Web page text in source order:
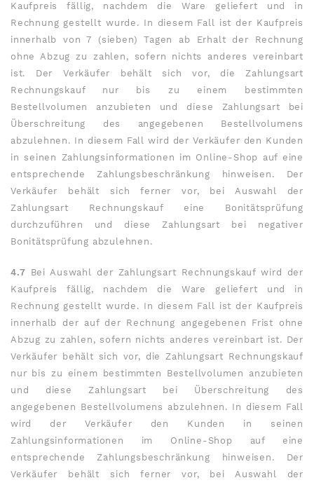
Kaufpreis fällig, nachdem die Ware geliefert und in
Rechnung gestellt wurde. In diesem Fall ist der Kaufpreis
innerhalb von 7 (sieben) Tagen ab Erhalt der Rechnung
ohne Abzug zu zahlen, sofern nichts anderes vereinbart
ist. Der Verkäufer behält sich vor, die Zahlungsart
Rechnungskauf nur bis zu einem bestimmten
Bestellvolumen anzubieten und diese Zahlungsart bei
Überschreitung des angegebenen Bestellvolumens
abzulehnen. In diesem Fall wird der Verkäufer den Kunden
in seinen Zahlungsinformationen im Online-Shop auf eine
entsprechende Zahlungsbeschränkung hinweisen. Der
Verkäufer behält sich ferner vor, bei Auswahl der
Zahlungsart Rechnungskauf eine Bonitätsprüfung
durchzuführen und diese Zahlungsart bei negativer
Bonitätsprüfung abzulehnen.
4.7 Bei Auswahl der Zahlungsart Rechnungskauf wird der
Kaufpreis fällig, nachdem die Ware geliefert und in
Rechnung gestellt wurde. In diesem Fall ist der Kaufpreis
innerhalb der auf der Rechnung angegebenen Frist ohne
Abzug zu zahlen, sofern nichts anderes vereinbart ist. Der
Verkäufer behält sich vor, die Zahlungsart Rechnungskauf
nur bis zu einem bestimmten Bestellvolumen anzubieten
und diese Zahlungsart bei Überschreitung des
angegebenen Bestellvolumens abzulehnen. In diesem Fall
wird der Verkäufer den Kunden in seinen
Zahlungsinformationen im Online-Shop auf eine
entsprechende Zahlungsbeschränkung hinweisen. Der
Verkäufer behält sich ferner vor, bei Auswahl der